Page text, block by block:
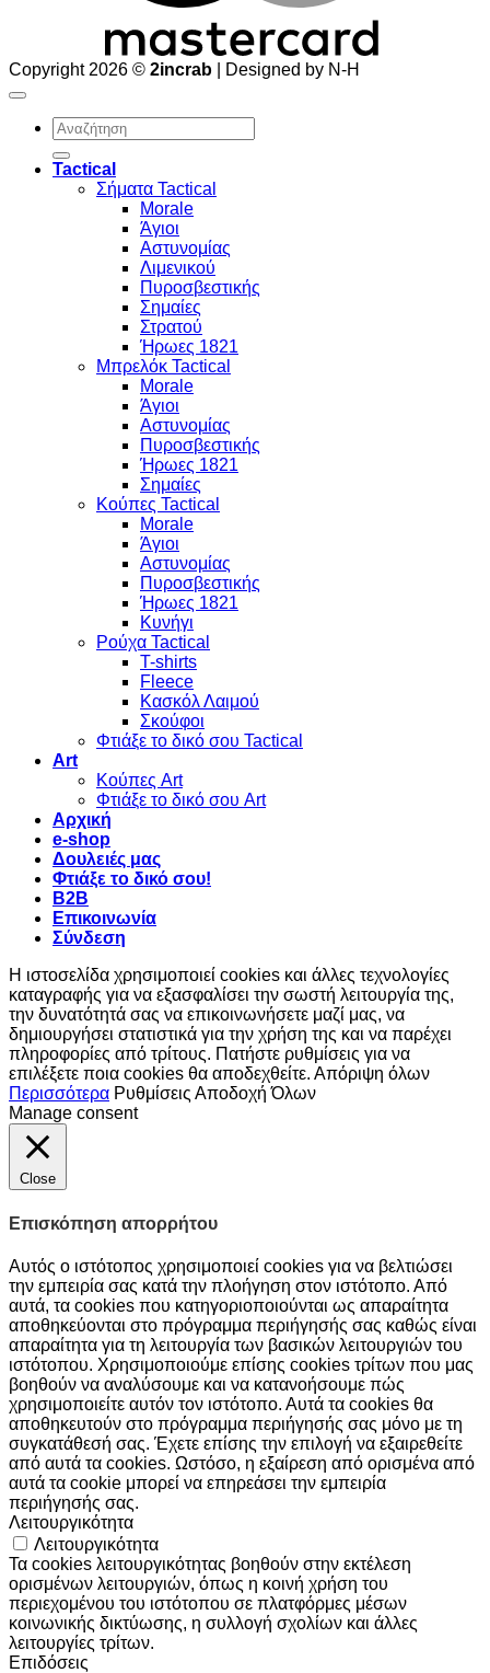
Copyright 2026 © 2incrab | Designed by N-H
Αναζήτηση
για:
Tactical
Σήματα Tactical
Morale
Άγιοι
Αστυνομίας
Λιμενικού
Πυροσβεστικής
Σημαίες
Στρατού
Ήρωες 1821
Μπρελόκ Tactical
Morale
Άγιοι
Αστυνομίας
Πυροσβεστικής
Ήρωες 1821
Σημαίες
Κούπες Tactical
Morale
Άγιοι
Αστυνομίας
Πυροσβεστικής
Ήρωες 1821
Κυνήγι
Ρούχα Tactical
T-shirts
Fleece
Κασκόλ Λαιμού
Σκούφοι
Φτιάξε το δικό σου Tactical
Art
Κούπες Art
Φτιάξε το δικό σου Art
Αρχική
e-shop
Δουλειές μας
Φτιάξε το δικό σου!
B2B
Επικοινωνία
Σύνδεση
Η ιστοσελίδα χρησιμοποιεί cookies και άλλες τεχνολογίες
καταγραφής για να εξασφαλίσει την σωστή λειτουργία της,
την δυνατότητά σας να επικοινωνήσετε μαζί μας, να
δημιουργήσει στατιστικά για την χρήση της και να παρέχει
πληροφορίες από τρίτους. Πατήστε ρυθμίσεις για να
επιλέξετε ποια cookies θα αποδεχθείτε. Απόριψη όλων
Περισσότερα Ρυθμίσεις Αποδοχή Όλων
Manage consent
Close
Επισκόπηση απορρήτου
Αυτός ο ιστότοπος χρησιμοποιεί cookies για να βελτιώσει
την εμπειρία σας κατά την πλοήγηση στον ιστότοπο. Από
αυτά, τα cookies που κατηγοριοποιούνται ως απαραίτητα
αποθηκεύονται στο πρόγραμμα περιήγησής σας καθώς είναι
απαραίτητα για τη λειτουργία των βασικών λειτουργιών του
ιστότοπου. Χρησιμοποιούμε επίσης cookies τρίτων που μας
βοηθούν να αναλύσουμε και να κατανοήσουμε πώς
χρησιμοποιείτε αυτόν τον ιστότοπο. Αυτά τα cookies θα
αποθηκευτούν στο πρόγραμμα περιήγησής σας μόνο με τη
συγκατάθεσή σας. Έχετε επίσης την επιλογή να εξαιρεθείτε
από αυτά τα cookies. Ωστόσο, η εξαίρεση από ορισμένα από
αυτά τα cookie μπορεί να επηρεάσει την εμπειρία
περιήγησής σας.
Λειτουργικότητα
Λειτουργικότητα
Τα cookies λειτουργικότητας βοηθούν στην εκτέλεση
ορισμένων λειτουργιών, όπως η κοινή χρήση του
περιεχομένου του ιστότοπου σε πλατφόρμες μέσων
κοινωνικής δικτύωσης, η συλλογή σχολίων και άλλες
λειτουργίες τρίτων.
Επιδόσεις